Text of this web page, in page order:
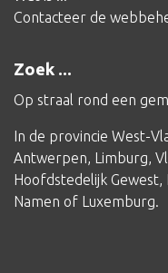
Contacteer de
Zoek ...
Op straal rond een
In de provincie West-
Antwerpen, Limburg,
Hoofdstedelijk Gewest,
Namen of Luxemburg.